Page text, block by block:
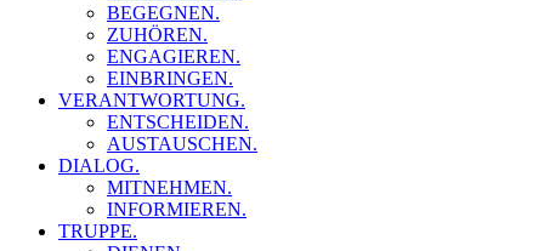
BEGEGNEN.
ZUHÖREN.
ENGAGIEREN.
EINBRINGEN.
VERANTWORTUNG.
ENTSCHEIDEN.
AUSTAUSCHEN.
DIALOG.
MITNEHMEN.
INFORMIEREN.
TRUPPE.